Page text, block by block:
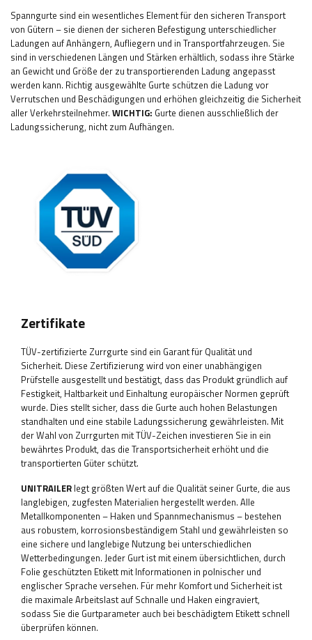
Spanngurte sind ein wesentliches Element für den sicheren Transport
von Gütern – sie dienen der sicheren Befestigung unterschiedlicher
Ladungen auf Anhängern, Aufliegern und in Transportfahrzeugen. Sie
sind in verschiedenen Längen und Stärken erhältlich, sodass ihre Stärke
an Gewicht und Größe der zu transportierenden Ladung angepasst
werden kann. Richtig ausgewählte Gurte schützen die Ladung vor
Verrutschen und Beschädigungen und erhöhen gleichzeitig die Sicherheit
aller Verkehrsteilnehmer. WICHTIG: Gurte dienen ausschließlich der
Ladungssicherung, nicht zum Aufhängen.
Zertifikate
TÜV-zertifizierte Zurrgurte sind ein Garant für Qualität und
Sicherheit. Diese Zertifizierung wird von einer unabhängigen
Prüfstelle ausgestellt und bestätigt, dass das Produkt gründlich auf
Festigkeit, Haltbarkeit und Einhaltung europäischer Normen geprüft
wurde. Dies stellt sicher, dass die Gurte auch hohen Belastungen
standhalten und eine stabile Ladungssicherung gewährleisten. Mit
der Wahl von Zurrgurten mit TÜV-Zeichen investieren Sie in ein
bewährtes Produkt, das die Transportsicherheit erhöht und die
transportierten Güter schützt.
UNITRAILER legt größten Wert auf die Qualität seiner Gurte, die aus
langlebigen, zugfesten Materialien hergestellt werden. Alle
Metallkomponenten – Haken und Spannmechanismus – bestehen
aus robustem, korrosionsbeständigem Stahl und gewährleisten so
eine sichere und langlebige Nutzung bei unterschiedlichen
Wetterbedingungen. Jeder Gurt ist mit einem übersichtlichen, durch
Folie geschützten Etikett mit Informationen in polnischer und
englischer Sprache versehen. Für mehr Komfort und Sicherheit ist
die maximale Arbeitslast auf Schnalle und Haken eingraviert,
sodass Sie die Gurtparameter auch bei beschädigtem Etikett schnell
überprüfen können.